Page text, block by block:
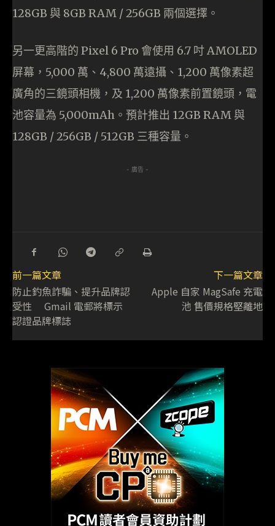
128GB 與 8GB RAM / 256GB 兩個選擇。
另一更高階的 Pixel 6 Pro 會使用 6.7 吋 AMOLED
屏幕，5,000 萬、4,800 萬遠攝、1,200 萬像素超
廣角的三鏡頭相機，及 1,200 萬像素前置鏡頭，電
池容量為 5,000mAh。預計推出 12GB RAM 與
128GB / 256GB / 512GB 三種容量。
- 廣告 -
前一篇文章
防止釣魚詐騙、提升品牌認
受性 Gmail 電郵將標示
認證品牌標誌
下一篇文章
Apple 自家 MagSafe 充電
池 售價規格堅離地